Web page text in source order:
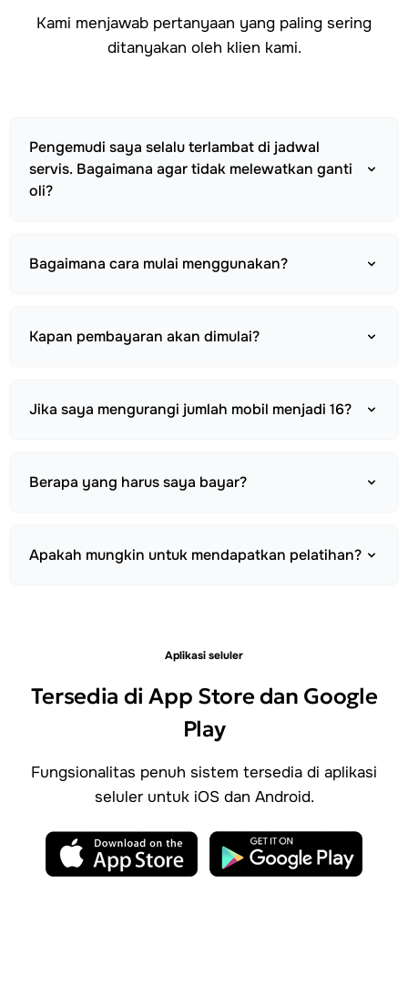
Kami menjawab pertanyaan yang paling sering
ditanyakan oleh klien kami.
Pengemudi saya selalu terlambat di jadwal
servis. Bagaimana agar tidak melewatkan ganti
oli?
Bagaimana cara mulai menggunakan?
Kapan pembayaran akan dimulai?
Jika saya mengurangi jumlah mobil menjadi 16?
Berapa yang harus saya bayar?
Apakah mungkin untuk mendapatkan pelatihan?
Aplikasi seluler
Tersedia di App Store dan Google
Play
Fungsionalitas penuh sistem tersedia di aplikasi
seluler untuk iOS dan Android.